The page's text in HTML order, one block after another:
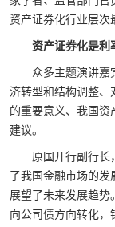
资产证券化行业层次
资产证券化是利
众多主题演讲嘉
济转型和结构调整、
的重要意义、我国资
建议。
原国开行副行长
了我国金融市场的
展望了未来发展趋势
向公司债方向转化，